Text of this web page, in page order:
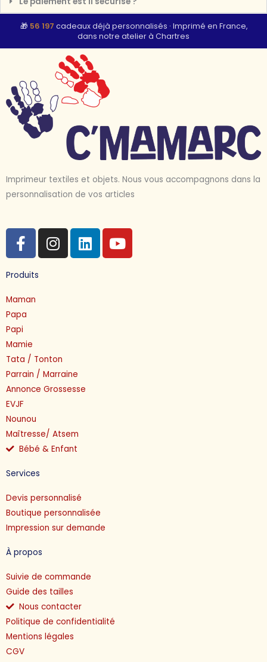
🎁 56 197 cadeaux déjà personnalisés · Imprimé en France,
dans notre atelier à Chartres
Imprimeur textiles et objets. Nous vous accompagnons dans la
personnalisation de vos articles
F
a
c
e
b
o
o
k
-
f
I
n
s
m
L
i
n
Y
o
u
Produits
Maman
Papa
Papi
Mamie
Tata / Tonton
Parrain / Marraine
Annonce Grossesse
EVJF
Nounou
Maîtresse/ Atsem
Bébé & Enfant
Services
Devis personnalisé
Boutique personnalisée
Impression sur demande
À propos
Suivie de commande
Guide des tailles
Nous contacter
Politique de confidentialité
Mentions légales
CGV